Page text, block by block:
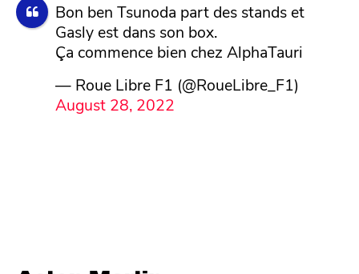
Bon ben Tsunoda part des stands et
Gasly est dans son box.
Ça commence bien chez AlphaTauri
— Roue Libre F1 (@RoueLibre_F1)
August 28, 2022